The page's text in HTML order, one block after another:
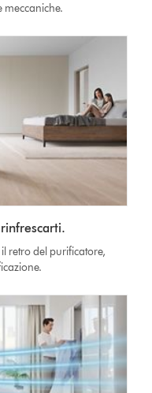
meccaniche.
retro del purificatore,